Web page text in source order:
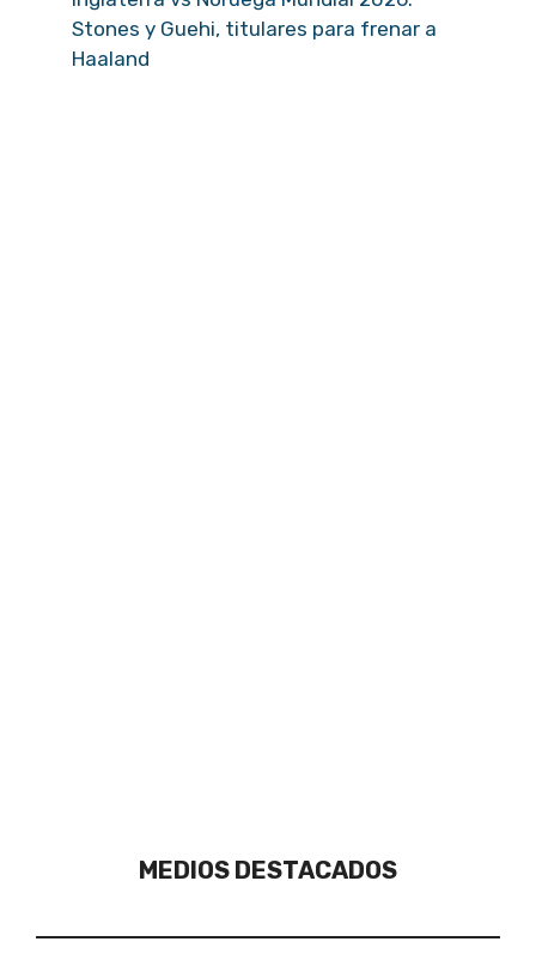
Stones y Guehi, titulares para frenar a
Haaland
MEDIOS DESTACADOS